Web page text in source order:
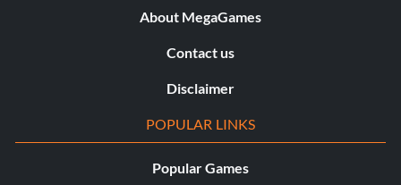
About MegaGames
Contact us
Disclaimer
POPULAR LINKS
Popular Games